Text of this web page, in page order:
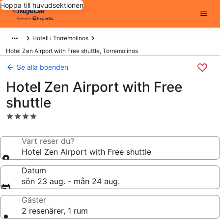
Hoppa till huvudsektionen
Hotell i Torremolinos
Hotel Zen Airport with Free shuttle, Torremolinos
Se alla boenden
Hotel Zen Airport with Free
shuttle
4.0-
boendeVart reser du?
Hotel Zen Airport with Free shuttle
Datum
sön 23 aug. - mån 24 aug.
Gäster
2 resenärer, 1 rum